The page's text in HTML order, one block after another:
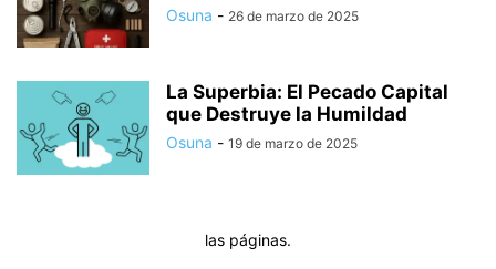
Osuna - 26 de marzo de 2025
La Superbia: El Pecado Capital
que Destruye la Humildad
Osuna - 19 de marzo de 2025
las páginas.